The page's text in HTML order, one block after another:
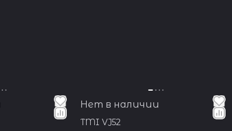
Нет в наличии
TMI VJ52